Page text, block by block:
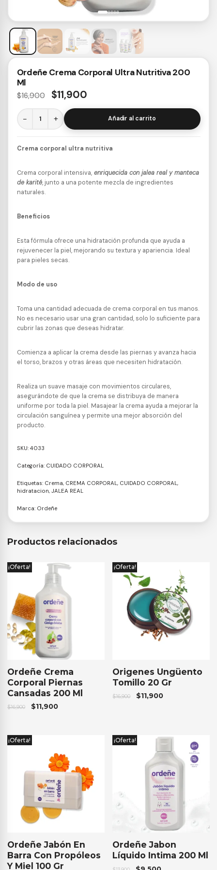
Ordeñe Crema Corporal Ultra Nutritiva 200
Ml
$16,900 $11,900
− + Añadir al carrito
Crema corporal ultra nutritiva
Crema corporal intensiva,enriquecida con jalea real y manteca
de karité, junto a una potente mezcla de ingredientes
naturales.
Beneficios
Esta fórmula ofrece una hidratación profunda que ayuda a
rejuvenecer la piel, mejorando su textura y apariencia. Ideal
para pieles secas.
Modo de uso
Toma una cantidad adecuada de crema corporal en tus manos.
No es necesario usar una gran cantidad, solo lo suficiente para
cubrir las zonas que deseas hidratar.
Comienza a aplicar la crema desde las piernas y avanza hacia
el torso, brazos y otras áreas que necesiten hidratación.
Realiza un suave masaje con movimientos circulares,
asegurándote de que la crema se distribuya de manera
uniforme por toda la piel. Masajear la crema ayuda a mejorar la
circulación sanguínea y permite una mejor absorción del
producto.
SKU: 4033
Categoría: CUIDADO CORPORAL
Etiquetas: Crema, CREMA CORPORAL, CUIDADO CORPORAL,
hidratacion, JALEA REAL
Marca: Ordeñe
Productos relacionados
¡Oferta!
Ordeñe Crema
Corporal Piernas
Cansadas 200 Ml
$16,900 $11,900
¡Oferta!
Origenes Ungüento
Tomillo 20 Gr
$16,900 $11,900
¡Oferta!
Ordeñe Jabón En
Barra Con Propóleos
Y Miel 100 Gr
¡Oferta!
Ordeñe Jabon
Líquido Intima 200 Ml